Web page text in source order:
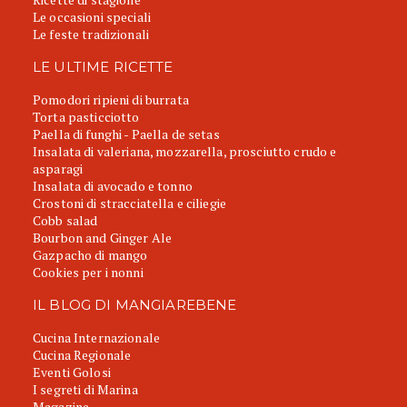
Le occasioni speciali
Le feste tradizionali
LE ULTIME RICETTE
Pomodori ripieni di burrata
Torta pasticciotto
Paella di funghi - Paella de setas
Insalata di valeriana, mozzarella, prosciutto crudo e
asparagi
Insalata di avocado e tonno
Crostoni di stracciatella e ciliegie
Cobb salad
Bourbon and Ginger Ale
Gazpacho di mango
Cookies per i nonni
IL BLOG DI MANGIAREBENE
Cucina Internazionale
Cucina Regionale
Eventi Golosi
I segreti di Marina